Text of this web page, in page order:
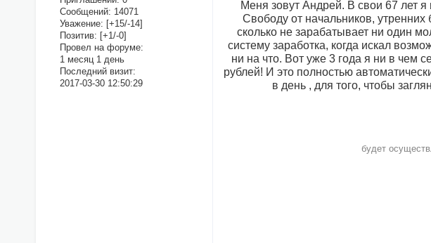
Сообщений: 14071
Уважение: [+15/-14]
Позитив: [+1/-0]
Провел на форуме:
1 месяц 1 день
Последний визит:
2017-03-30 12:50:29
Меня зовут Андрей. В свои 67 лет
Свободу от начальников,
сколько не зарабатывает ни один
систему заработка, когда искал
ни на что. Вот уже 3 года я ни в чем
рублей! И это полностью
в день , для того, чтобы
будет